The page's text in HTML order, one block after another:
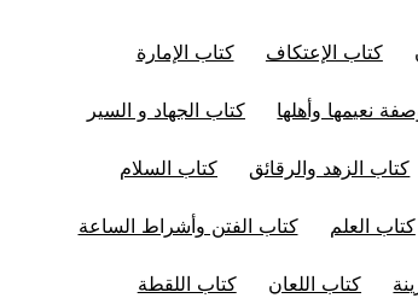
كتاب الإعتكاف كتاب الإمارة
نعيمها وأهلها كتاب الجهاد و السير
كتاب الزهد والرقائق كتاب السلام
كتاب العلم كتاب الفتن وأشراط الساعة
كتاب اللعان كتاب اللقطة